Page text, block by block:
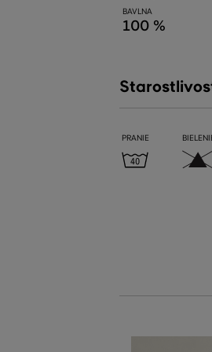
BAVLNA
100 %
PRANIE